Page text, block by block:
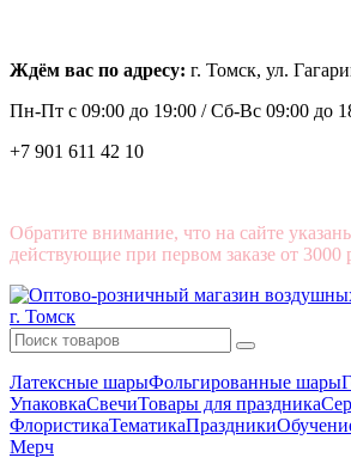
Ждём вас по адресу: г. Томск, ул.
Пн-Пт с 09:00 до 19:00 /Сб-Вс 09:00 до
+7 901 611 42 10
Обратите внимание, что на сайте
действующие при первом заказе от 3000
Латексные шарыФольгированные шары
УпаковкаСвечиТовары для праздника
ФлористикаТематикаПраздники
Мерч